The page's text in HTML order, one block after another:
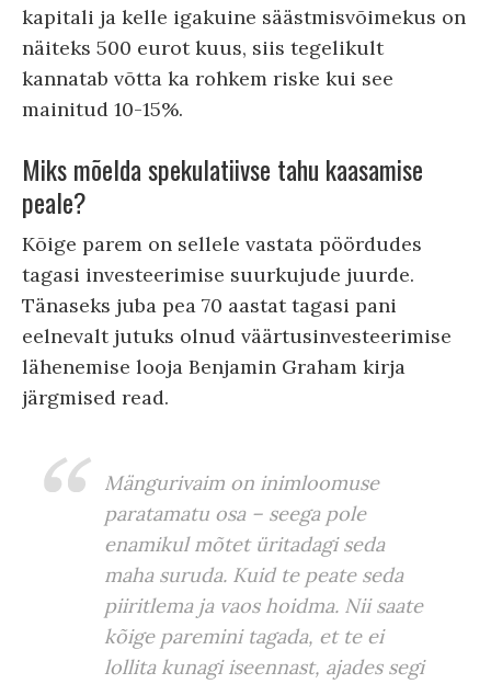
kapitali ja kelle igakuine säästmisvõimekus on
näiteks 500 eurot kuus, siis tegelikult
kannatab võtta ka rohkem riske kui see
mainitud 10-15%.
Miks mõelda spekulatiivse tahu kaasamise
peale?
Kõige parem on sellele vastata pöördudes
tagasi investeerimise suurkujude juurde.
Tänaseks juba pea 70 aastat tagasi pani
eelnevalt jutuks olnud väärtusinvesteerimise
lähenemise looja Benjamin Graham kirja
järgmised read.
Mängurivaim on inimloomuse
paratamatu osa – seega pole
enamikul mõtet üritadagi seda
maha suruda. Kuid te peate seda
piiritlema ja vaos hoidma. Nii saate
kõige paremini tagada, et te ei
lollita kunagi iseennast, ajades segi